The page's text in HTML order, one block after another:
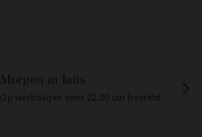
Morgen in huis
Op werkdagen voor 22:00 uur besteld